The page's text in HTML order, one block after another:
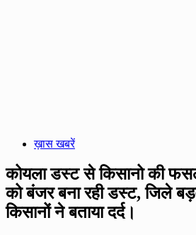
ख़ास खबरें
कोयला डस्ट से किसानो की
को बंजर बना रही डस्ट, जिले
किसानों ने बताया दर्द।